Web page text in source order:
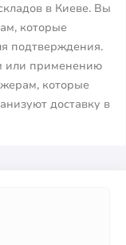
в Киеве. Вы
которые
подтверждения.
или применению
которые
доставку в